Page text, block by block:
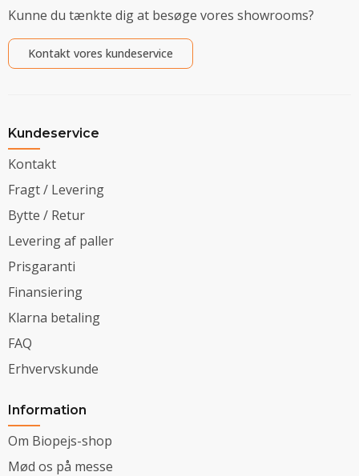
Kunne du tænkte dig at besøge vores showrooms?
Kontakt vores kundeservice
Kundeservice
Kontakt
Fragt / Levering
Bytte / Retur
Levering af paller
Prisgaranti
Finansiering
Klarna betaling
FAQ
Erhvervskunde
Information
Om Biopejs-shop
Mød os på messe